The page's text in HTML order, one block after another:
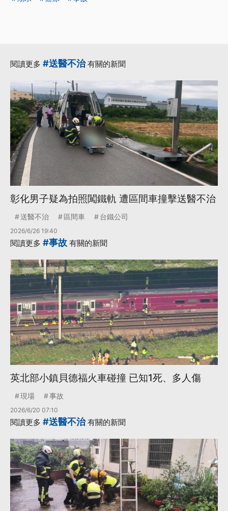
閱讀更多 #送醫不治有關的新聞
彰化男子疑為拍照闖鐵軌 遭區間車撞擊送醫不治
送醫不治 區間車 台鐵公司
2026/6/26 19:40
閱讀更多 #事故 有關的新聞
英北部小鎮貝德福火車碰撞 已知1死、多人傷
現場 事故
2026/6/20 07:10
閱讀更多 #送醫不治有關的新聞